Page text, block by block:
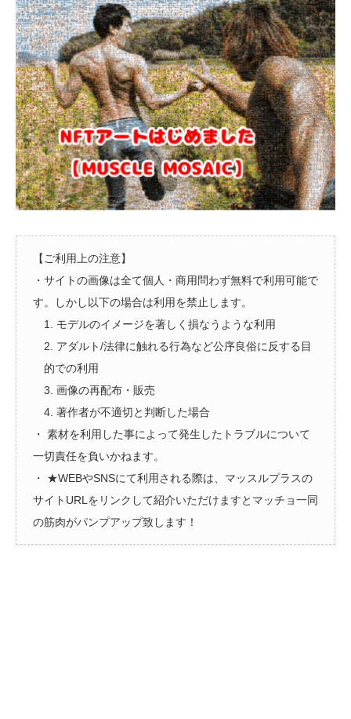
【ご利用上の注意】
・サイトの画像は全て個人・商用問わず無料で利用可能で
す。しかし以下の場合は利用を禁止します。
1. モデルのイメージを著しく損なうような利用
2. アダルト/法律に触れる行為など公序良俗に反する目
的での利用
3. 画像の再配布・販売
4. 著作者が不適切と判断した場合
・ 素材を利用した事によって発生したトラブルについて
一切責任を負いかねます。
・ ★WEBやSNSにて利用される際は、マッスルプラスの
サイトURLをリンクして紹介いただけますとマッチョ一同
の筋肉がパンプアップ致します！